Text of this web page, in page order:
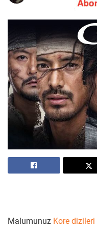
Malumunuz Kore dizileri